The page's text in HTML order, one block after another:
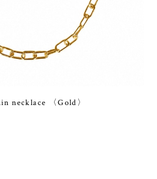
necklace 〈Gold〉